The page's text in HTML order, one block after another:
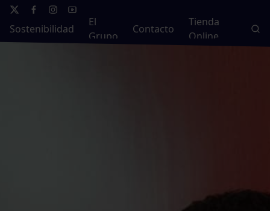
Sostenibilidad
El
Grupo
Contacto
Tienda
Online